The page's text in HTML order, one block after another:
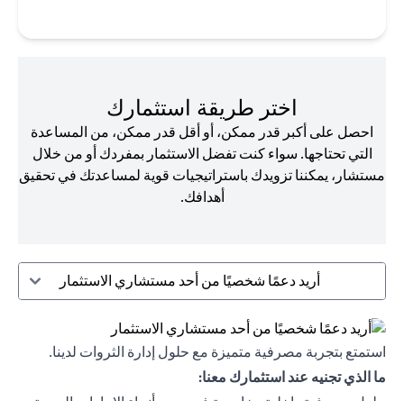
اختر طريقة استثمارك
احصل على أكبر قدر ممكن، أو أقل قدر ممكن، من المساعدة
التي تحتاجها. سواء كنت تفضل الاستثمار بمفردك أو من خلال
مستشار، يمكننا تزويدك باستراتيجيات قوية لمساعدتك في تحقيق
أهدافك.
أريد دعمًا شخصيًا من أحد مستشاري الاستثمار
استمتع بتجربة مصرفية متميزة مع حلول إدارة الثروات لدينا.
ما الذي تجنيه عند استثمارك معنا: